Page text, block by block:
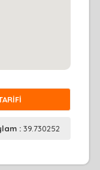
: 39.730252